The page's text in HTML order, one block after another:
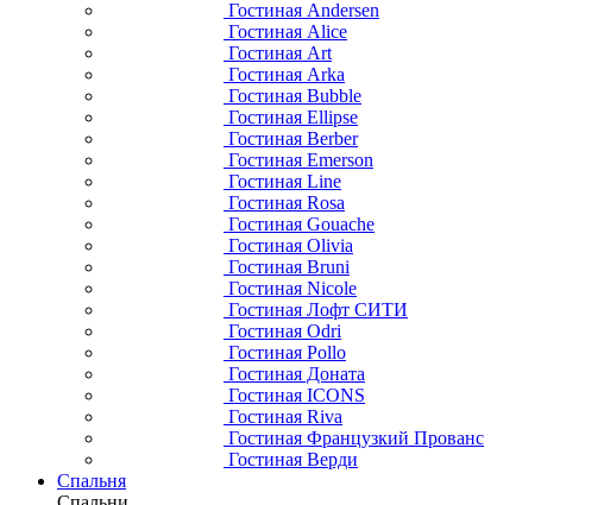
Гостиная Andersen
Гостиная Alice
Гостиная Art
Гостиная Arka
Гостиная Bubble
Гостиная Ellipse
Гостиная Berber
Гостиная Emerson
Гостиная Line
Гостиная Rosa
Гостиная Gouache
Гостиная Olivia
Гостиная Bruni
Гостиная Nicole
Гостиная Лофт СИТИ
Гостиная Odri
Гостиная Pollo
Гостиная Доната
Гостиная ICONS
Гостиная Riva
Гостиная Французкий Прованс
Гостиная Верди
Спальня